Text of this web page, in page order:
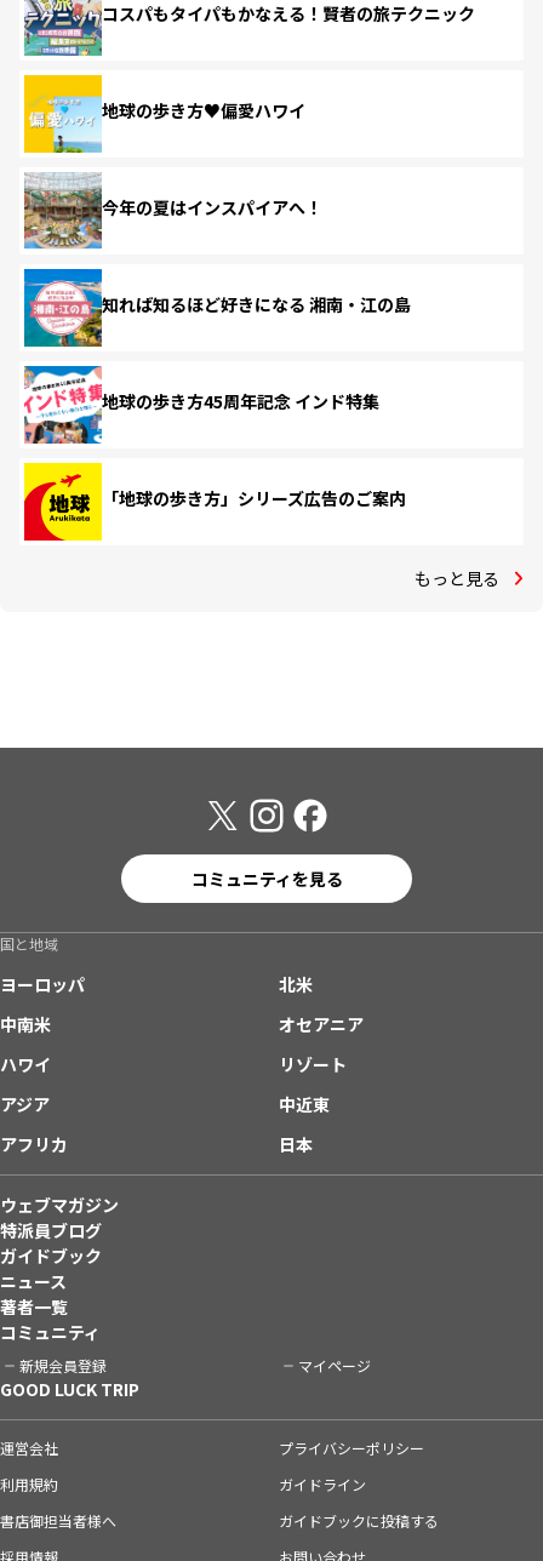
コスパもタイパもかなえる！賢者の旅テクニック
地球の歩き方♥偏愛ハワイ
今年の夏はインスパイアへ！
知れば知るほど好きになる 湘南・江の島
地球の歩き方45周年記念 インド特集
「地球の歩き方」シリーズ広告のご案内
もっと見る
コミュニティを見る
国と地域
ヨーロッパ
北米
中南米
オセアニア
ハワイ
リゾート
アジア
中近東
アフリカ
日本
ウェブマガジン
特派員ブログ
ガイドブック
ニュース
著者一覧
コミュニティ
新規会員登録 マイページ
GOOD LUCK TRIP
運営会社
プライバシーポリシー
利用規約
ガイドライン
書店御担当者様へ
ガイドブックに投稿する
採用情報
お問い合わせ